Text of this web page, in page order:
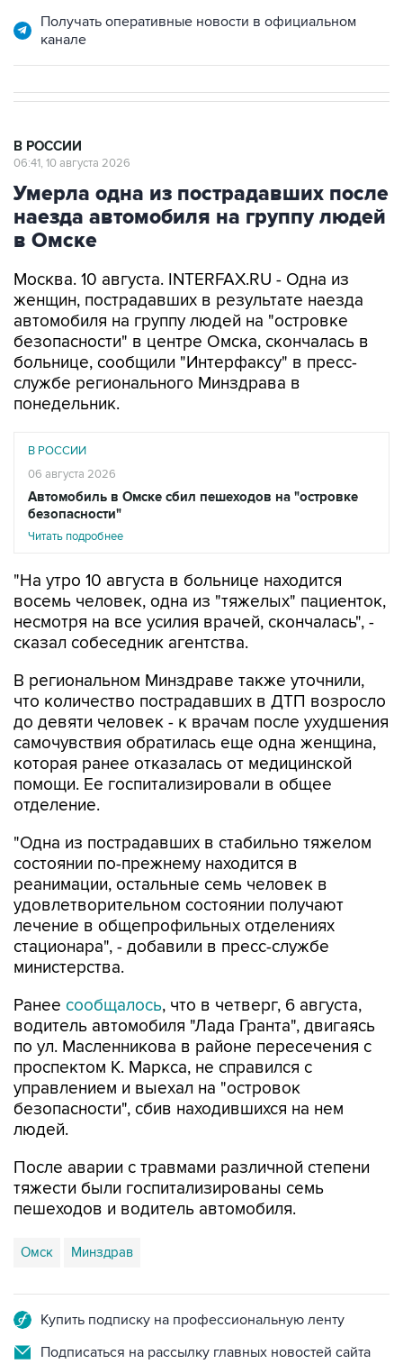
Получать оперативные новости в официальном
канале
В РОССИИ
06:41, 10 августа 2026
Умерла одна из пострадавших после
наезда автомобиля на группу людей
в Омске
Москва. 10 августа. INTERFAX.RU - Одна из
женщин, пострадавших в результате наезда
автомобиля на группу людей на "островке
безопасности" в центре Омска, скончалась в
больнице, сообщили "Интерфаксу" в пресс-
службе регионального Минздрава в
понедельник.
В РОССИИ
06 августа 2026
Автомобиль в Омске сбил пешеходов на "островке
безопасности"
Читать подробнее
"На утро 10 августа в больнице находится
восемь человек, одна из "тяжелых" пациенток,
несмотря на все усилия врачей, скончалась", -
сказал собеседник агентства.
В региональном Минздраве также уточнили,
что количество пострадавших в ДТП возросло
до девяти человек - к врачам после ухудшения
самочувствия обратилась еще одна женщина,
которая ранее отказалась от медицинской
помощи. Ее госпитализировали в общее
отделение.
"Одна из пострадавших в стабильно тяжелом
состоянии по-прежнему находится в
реанимации, остальные семь человек в
удовлетворительном состоянии получают
лечение в общепрофильных отделениях
стационара", - добавили в пресс-службе
министерства.
Ранее сообщалось, что в четверг, 6 августа,
водитель автомобиля "Лада Гранта", двигаясь
по ул. Масленникова в районе пересечения с
проспектом К. Маркса, не справился с
управлением и выехал на "островок
безопасности", сбив находившихся на нем
людей.
После аварии с травмами различной степени
тяжести были госпитализированы семь
пешеходов и водитель автомобиля.
Омск Минздрав
Купить подписку на профессиональную ленту
Подписаться на рассылку главных новостей сайта